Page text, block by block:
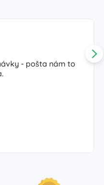
- pošta nám to